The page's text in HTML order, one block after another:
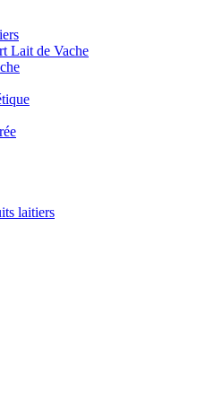
Lait de Vache
laitiers